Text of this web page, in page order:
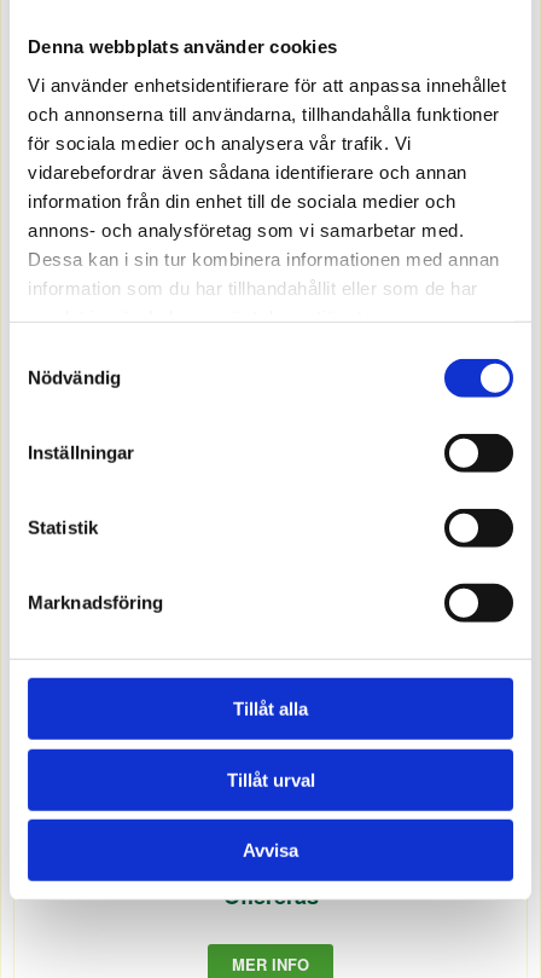
Denna webbplats använder cookies
Vi använder enhetsidentifierare för att anpassa innehållet
och annonserna till användarna, tillhandahålla funktioner
för sociala medier och analysera vår trafik. Vi
vidarebefordrar även sådana identifierare och annan
information från din enhet till de sociala medier och
annons- och analysföretag som vi samarbetar med.
Dessa kan i sin tur kombinera informationen med annan
information som du har tillhandahållit eller som de har
Nödvändig
Inställningar
Statistik
Marknadsföring
Tillåt alla
Tillåt urval
Avvisa
2155925
Fasskena 3-fas 10mm² 63A 12 moduler
Offereras
Överkopplingsbygel 3-fas 125mm
Offereras
MER INFO